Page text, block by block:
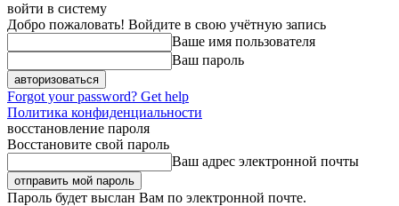
войти в систему
Добро пожаловать! Войдите в свою учётную запись
Ваше имя пользователя
Ваш пароль
Forgot your password? Get help
Политика конфиденциальности
восстановление пароля
Восстановите свой пароль
Ваш адрес электронной почты
Пароль будет выслан Вам по электронной почте.